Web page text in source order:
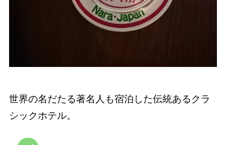
世界の名だたる著名人も宿泊した伝統あるクラ
シックホテル。